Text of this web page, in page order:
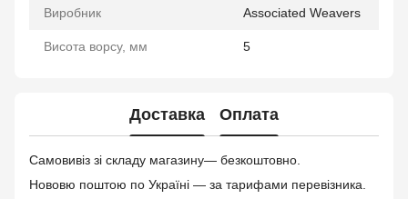
Виробник Associated Weavers
Висота ворсу, мм 5
Доставка Оплата
Самовивіз зі складу магазину— безкоштовно.
Нововю поштою по Україні — за тарифами перевізника.